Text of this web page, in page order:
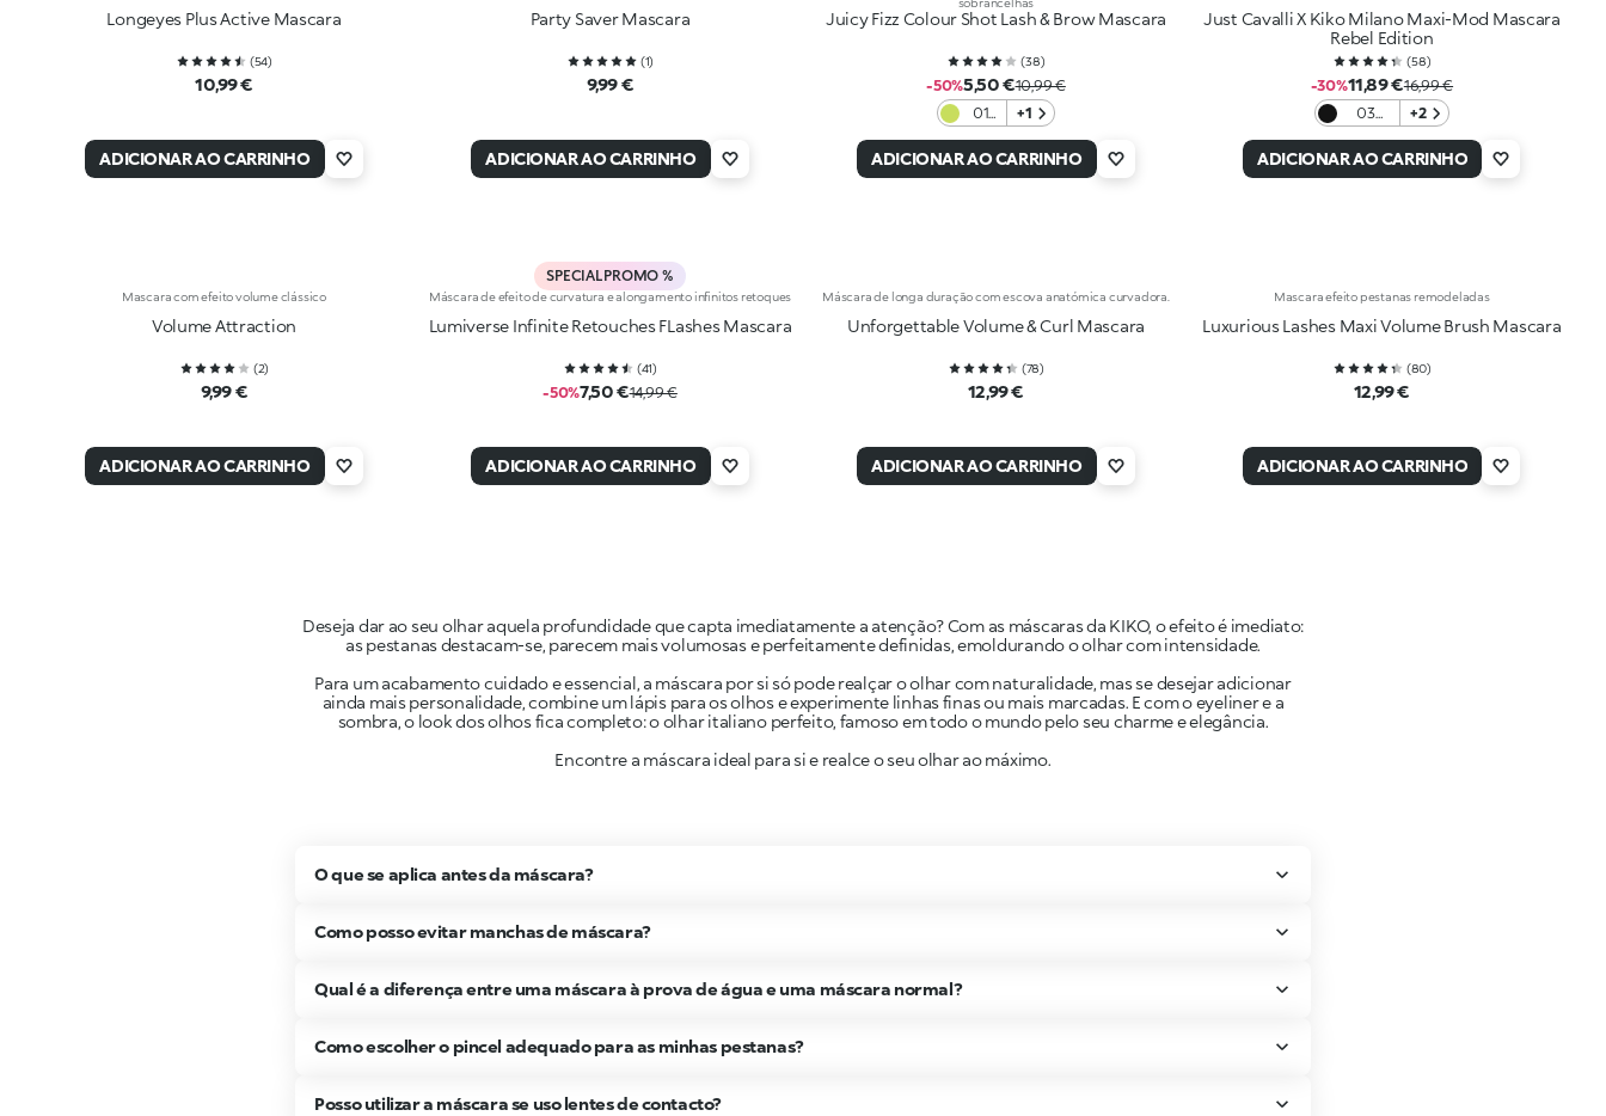
Longeyes Plus Active Mascara
(54)
10,99 €
ADICIONAR AO CARRINHO
Party Saver Mascara
(1)
9,99 €
ADICIONAR AO CARRINHO
Juicy Fizz Colour Shot Lash & Brow Mascara
(38)
-50%5,50 €10,99 €
01
in
Lime
+1
ADICIONAR AO CARRINHO
Just Cavalli X Kiko Milano Maxi-Mod Mascara
Rebel Edition
(58)
-30%11,89 €16,99 €
03
Black
+2
ADICIONAR AO CARRINHO
Mascara com efeito volume clássico
Volume Attraction
(2)
9,99 €
ADICIONAR AO CARRINHO
SPECIAL PROMO %
Máscara de efeito de curvatura e alongamento infinitos retoques
Lumiverse Infinite Retouches FLashes Mascara
(41)
-50%7,50 €14,99 €
ADICIONAR AO CARRINHO
Máscara de longa duração com escova anatómica curvadora.
Unforgettable Volume & Curl Mascara
(78)
12,99 €
ADICIONAR AO CARRINHO
Mascara efeito pestanas remodeladas
Luxurious Lashes Maxi Volume Brush Mascara
(80)
12,99 €
ADICIONAR AO CARRINHO
Deseja dar ao seu olhar aquela profundidade que capta imediatamente a atenção? Com as máscaras da KIKO, o efeito é imediato:
as pestanas destacam-se, parecem mais volumosas e perfeitamente definidas, emoldurando o olhar com intensidade.
Para um acabamento cuidado e essencial, a máscara por si só pode realçar o olhar com naturalidade, mas se desejar adicionar
ainda mais personalidade, combine um lápis para os olhos e experimente linhas finas ou mais marcadas. E com o eyeliner e a
sombra, o look dos olhos fica completo: o olhar italiano perfeito, famoso em todo o mundo pelo seu charme e elegância.
Encontre a máscara ideal para si e realce o seu olhar ao máximo.
O que se aplica antes da máscara?
Como posso evitar manchas de máscara?
Qual é a diferença entre uma máscara à prova de água e uma máscara normal?
Como escolher o pincel adequado para as minhas pestanas?
Posso utilizar a máscara se uso lentes de contacto?